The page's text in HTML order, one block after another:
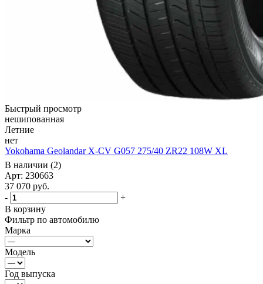
Быстрый просмотр
нешипованная
Летние
нет
Yokohama Geolandar X-CV G057 275/40 ZR22 108W XL
В наличии (2)
Арт: 230663
37 070 руб.
-
+
В корзину
Фильтр по автомобилю
Марка
Модель
Год выпуска